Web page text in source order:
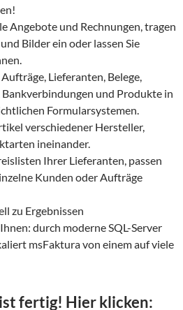
Angebote und Rechnungen, tragen
Bilder ein oder lassen Sie
Lieferanten, Belege,
und Produkte in
Formularsystemen.
verschiedener Hersteller,
ineinander.
Ihrer Lieferanten, passen
Kunden oder Aufträge
zu Ergebnissen
durch moderne SQL-Server
msFaktura von einem auf viele
fertig! Hier klicken: